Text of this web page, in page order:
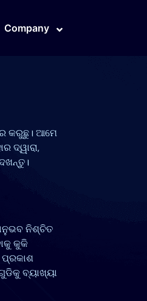
Company
କରୁଛୁ। ଆମେ
ଦ୍ୱାରା,
ନିଶ୍ଚିତ
କୁକି
ବ୍ୟାଖ୍ୟା